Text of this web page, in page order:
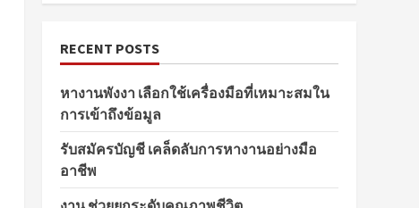
RECENT POSTS
หางานพังงา เลือกใช้เครื่องมือที่เหมาะสมใน
การเข้าถึงข้อมูล
รับสมัครบัญชี เคล็ดลับการหางานอย่างมือ
อาชีพ